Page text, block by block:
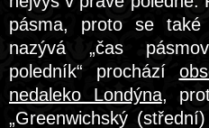
pásma, proto se také
nazývá „čas
poledník“ prochází
nedaleko Londýna,
„Greenwichský